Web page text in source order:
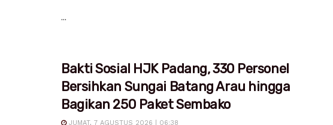
...
Bakti Sosial HJK Padang, 330 Personel
Bersihkan Sungai Batang Arau hingga
Bagikan 250 Paket Sembako
JUMAT, 7 AGUSTUS 2026 | 06:38